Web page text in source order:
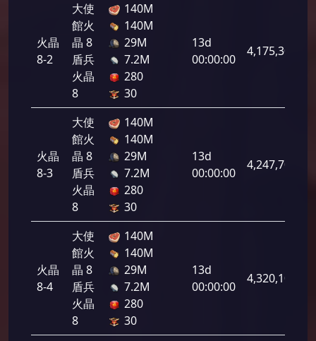
火晶
8-2
大使
館火
晶 8
盾兵
火晶
8
140M
140M
29M
7.2M
280
30
13d
00:00:00
4,175,300
火晶
8-3
大使
館火
晶 8
盾兵
火晶
8
140M
140M
29M
7.2M
280
30
13d
00:00:00
4,247,700
火晶
8-4
大使
館火
晶 8
盾兵
火晶
8
140M
140M
29M
7.2M
280
30
13d
00:00:00
4,320,100